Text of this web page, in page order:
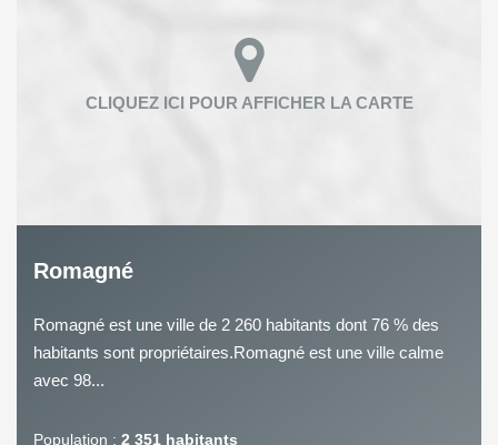
Romagné
Romagné est une ville de 2 260 habitants dont 76 % des
habitants sont propriétaires.Romagné est une ville calme
avec 98...
Population : 2 351 habitants